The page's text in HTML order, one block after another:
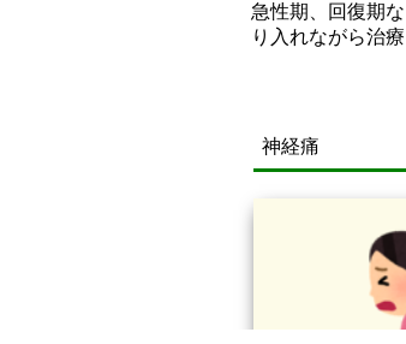
急性期、回復期
り入れながら治
神経痛